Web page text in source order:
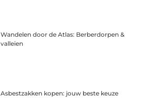
Wandelen door de Atlas: Berberdorpen &
valleien
Asbestzakken kopen: jouw beste keuze